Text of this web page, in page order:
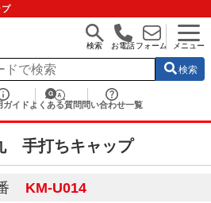
プ
検索 お電話フォーム メニュー
検索
ガイド よくある質問 問い合わせ一覧
手打ちキャップ
KM-U014